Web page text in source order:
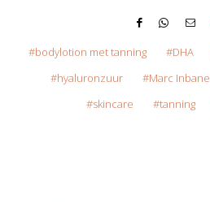
bodylotion met tanning DHA
hyaluronzuur
Marc Inbane
skincare
tanning